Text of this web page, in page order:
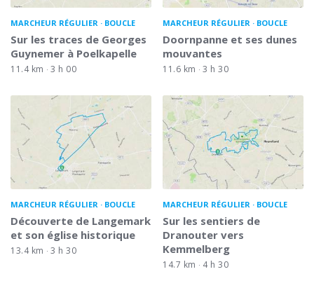
MARCHEUR RÉGULIER BOUCLE
Sur les traces de Georges
Guynemer à Poelkapelle
11.4 km 3 h 00
MARCHEUR RÉGULIER BOUCLE
Doornpanne et ses dunes
mouvantes
11.6 km 3 h 30
MARCHEUR RÉGULIER BOUCLE
Découverte de Langemark
et son église historique
13.4 km 3 h 30
MARCHEUR RÉGULIER BOUCLE
Sur les sentiers de
Dranouter vers
Kemmelberg
14.7 km 4 h 30